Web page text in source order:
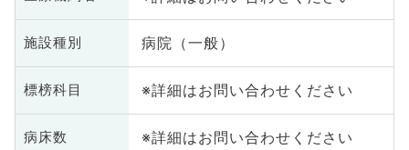
施設種別 病院（一般）
標榜科目 ※詳細はお問い合わせください
病床数 ※詳細はお問い合わせください